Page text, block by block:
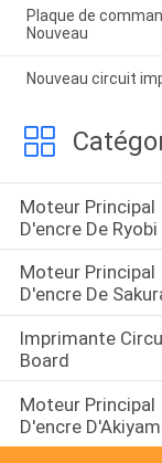
Plaque de
Nouveau
Nouveau circuit
Moteur Principal
D'encre De Ryobi
Moteur Principal
D'encre De
Imprimante
Board
Moteur Principal
D'encre